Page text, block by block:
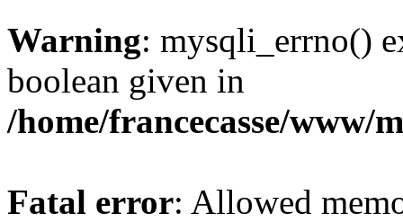
Warning: mysqli_errno()
boolean given in
/home/francecasse/www/
Fatal error: Allowed